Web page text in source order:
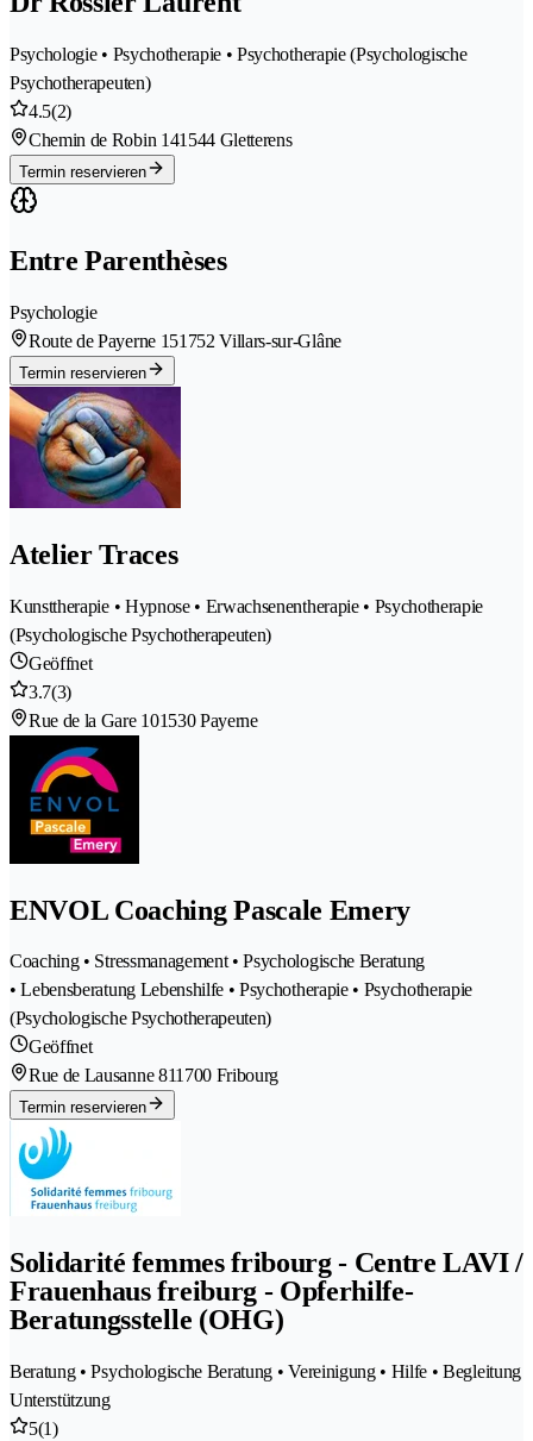
Psychologie • Psychotherapie • Psychotherapie (Psychologische
Psychotherapeuten)
4.5(2)
Chemin de Robin 141544 Gletterens
Termin reservieren
Entre Parenthèses
Psychologie
Route de Payerne 151752 Villars-sur-Glâne
Termin reservieren
Atelier Traces
Kunsttherapie • Hypnose • Erwachsenentherapie • Psychotherapie
(Psychologische Psychotherapeuten)
Geöffnet
3.7(3)
Rue de la Gare 101530 Payerne
ENVOL Coaching Pascale Emery
Coaching • Stressmanagement • Psychologische Beratung
• Lebensberatung Lebenshilfe • Psychotherapie • Psychotherapie
(Psychologische Psychotherapeuten)
Geöffnet
Rue de Lausanne 811700 Fribourg
Termin reservieren
Solidarité femmes fribourg - Centre LAVI /
Frauenhaus freiburg - Opferhilfe-
Beratungsstelle (OHG)
Beratung • Psychologische Beratung • Vereinigung • Hilfe • Begleitung
Unterstützung
5(1)